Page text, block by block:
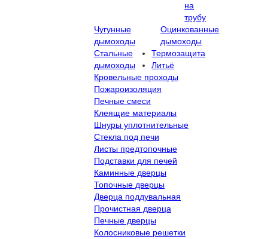
на
трубу
Чугунные
дымоходы
Оцинкованные
дымоходы
Стальные
дымоходы
Термозащита
Кровельные проходы
Пожароизоляция
Печные смеси
Клеящие материалы
Шнуры уплотнительные
Стекла под печи
Листы предтопочные
Подставки для печей
Литьё
Каминные дверцы
Топочные дверцы
Дверца поддувальная
Прочистная дверца
Печные дверцы
Колосниковые решетки